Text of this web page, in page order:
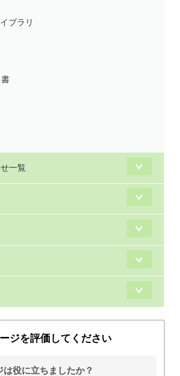
ブラリ
一覧
ジを評価してください
は役に立ちましたか？